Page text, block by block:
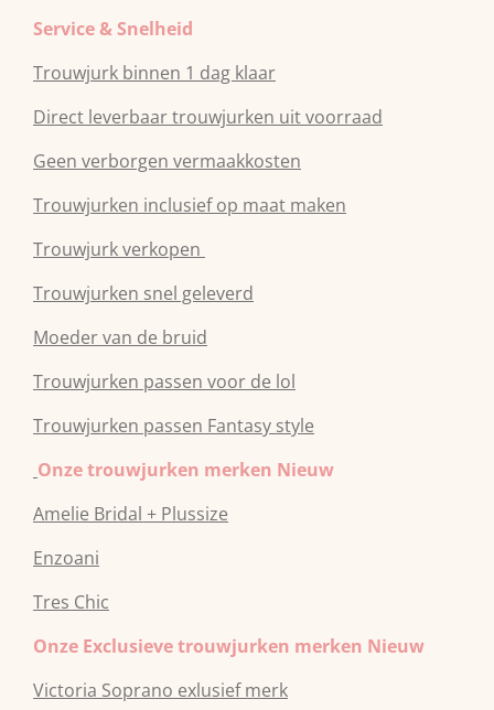
Service & Snelheid
Trouwjurk binnen 1 dag klaar
Direct leverbaar trouwjurken uit voorraad
Geen verborgen vermaakkosten
Trouwjurken inclusief op maat maken
Trouwjurk verkopen
Trouwjurken snel geleverd
Moeder van de bruid
Trouwjurken passen voor de lol
Trouwjurken passen Fantasy style
Onze trouwjurken merken Nieuw
Amelie Bridal + Plussize
Enzoani
Tres Chic
Onze Exclusieve trouwjurken merken Nieuw
Victoria Soprano exlusief merk